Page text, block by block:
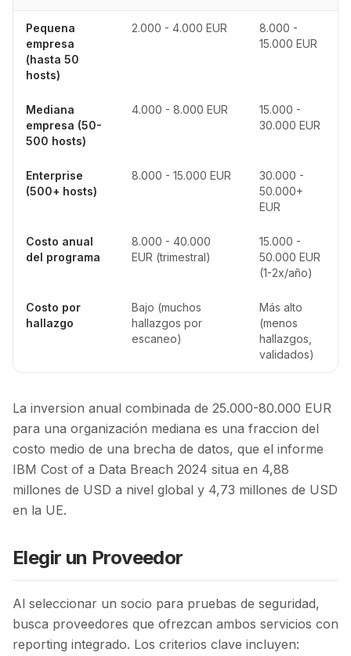
Pequena
empresa
(hasta 50
hosts)
2.000 - 4.000 EUR
8.000 -
15.000 EUR
Mediana
empresa (50-
500 hosts)
4.000 - 8.000 EUR
15.000 -
30.000 EUR
Enterprise
(500+ hosts)
8.000 - 15.000 EUR
30.000 -
50.000+
EUR
Costo anual
del programa
8.000 - 40.000
EUR (trimestral)
15.000 -
50.000 EUR
(1-2x/año)
Costo por
hallazgo
Bajo (muchos
hallazgos por
escaneo)
Más alto
(menos
hallazgos,
validados)
La inversion anual combinada de 25.000-80.000 EUR
para una organización mediana es una fraccion del
costo medio de una brecha de datos, que el informe
IBM Cost of a Data Breach 2024 situa en 4,88
millones de USD a nivel global y 4,73 millones de USD
en la UE.
Elegir un Proveedor
Al seleccionar un socio para pruebas de seguridad,
busca proveedores que ofrezcan ambos servicios con
reporting integrado. Los criterios clave incluyen: